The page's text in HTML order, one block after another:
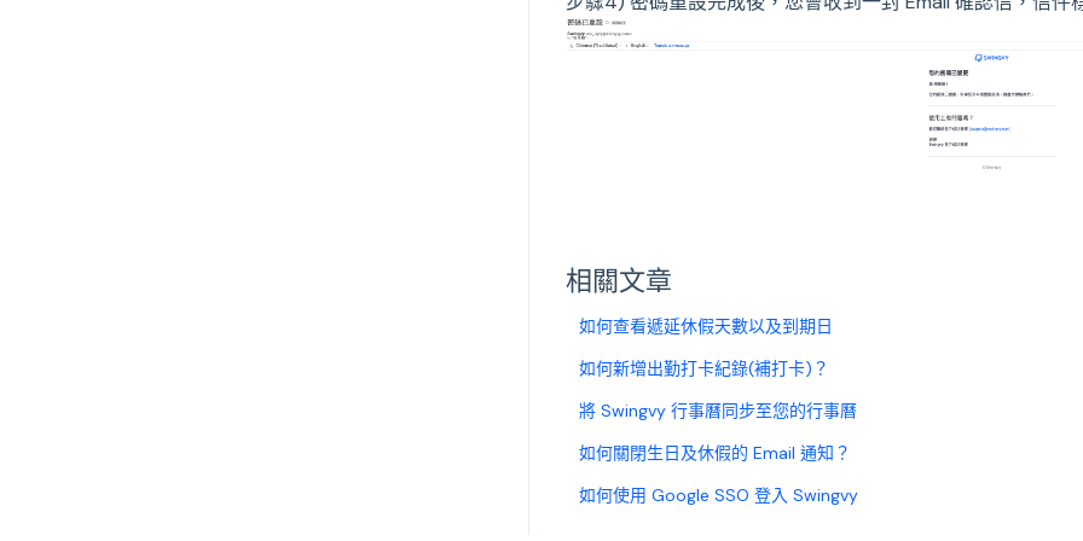
相關文章
如何查看遞延休假天數以及到期日
如何新增出勤打卡紀錄(補打卡)？
將 Swingvy 行事曆同步至您的行事曆
如何關閉生日及休假的 Email 通知？
如何使用 Google SSO 登入 Swingvy